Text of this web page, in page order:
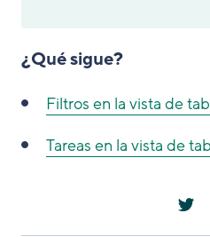
¿Qué sigue?
Filtros en la vista de
Tareas en la vista de